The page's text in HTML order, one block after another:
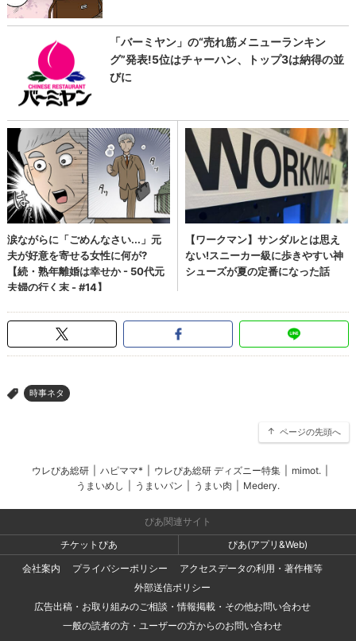
> 時事ネタ
ページの先頭へ
ウレぴあ総研 ハピママ* ウレぴあ総研 ディズニー特集 mimot.
うまいめし
うまいパン うまい肉 Medery.
ぴあ関連サイト
チケットぴあ
ぴあ(アプリ&Web)
会社案内
プライバシーポリシー
アクセスデータの利用・著作権等
外部送信ポリシー
広告出稿・お取り組みのご相談・情報掲載・その他お問い合わせ
一般の読者の方・ユーザーの方からのお問い合わせ